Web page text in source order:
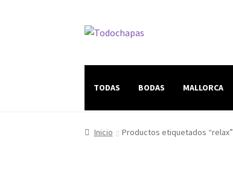
TODAS BODAS MALLORCA
Inicio Productos etiquetados “relax”